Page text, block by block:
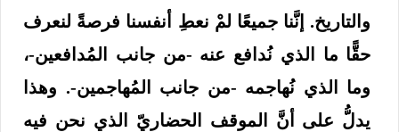
والتاريخ. إنَّنا جميعًا لمْ نعطِ أنفسنا فرصةً لنعرف
حقًّا ما الذي نُدافع عنه -من جانب المُدافعين-،
وما الذي نُهاجمه -من جانب المُهاجمين-. وهذا
يدلُّ على أنَّ الموقف الحضاريّ الذي نحن فيه